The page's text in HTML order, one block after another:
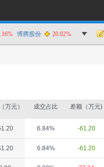
博腾股份 20.02%
万元） 成交占比 差额（万元)
6.84% -61.20
6.84% -61.20